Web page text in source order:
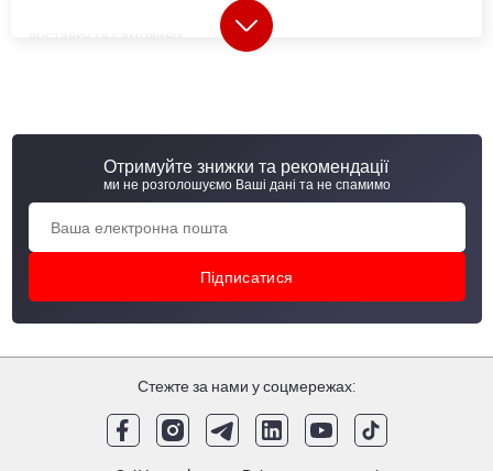
розширені зони для в'їзду транспорту, що значно спрощує
доставку та самовивіз.
категорій металопродукції, а також реалізує товари
провідних українських та світових виробників.
Металобази і металосервісні центри АВ
метал груп
"АВ метал груп" оновила формат своїх відділень, змінивши
можливостями надання послуг. Крім складу металевої
продукції та продажів, в металлосервісних центрах
здійснюється пер винна обробка металу. "АВ металл групп"
Отримуйте знижки та рекомендації
ми не розголошуємо Ваші дані та не спамимо
Стежте за нами у соцмережах: